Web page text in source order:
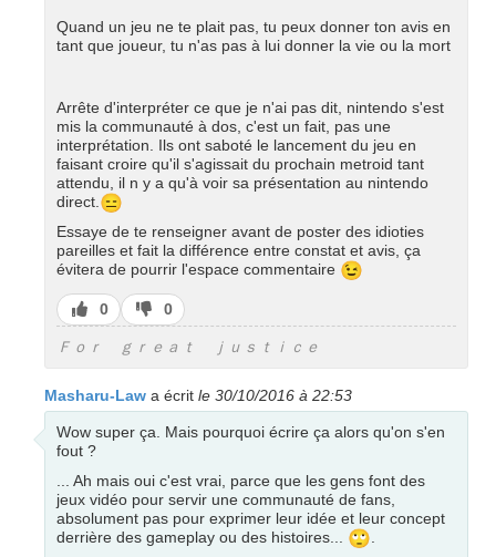
Quand un jeu ne te plait pas, tu peux donner ton avis en
tant que joueur, tu n'as pas à lui donner la vie ou la mort
Arrête d'interpréter ce que je n'ai pas dit, nintendo s'est
mis la communauté à dos, c'est un fait, pas une
interprétation. Ils ont saboté le lancement du jeu en
faisant croire qu'il s'agissait du prochain metroid tant
attendu, il n y a qu'à voir sa présentation au nintendo
direct.😑
Essaye de te renseigner avant de poster des idioties
pareilles et fait la différence entre constat et avis, ça
évitera de pourrir l'espace commentaire 😉
J’aime
0
J’aime
pas
0
Ｆｏｒ ｇｒｅａｔ ｊｕｓｔｉｃｅ
Masharu-Law a écrit le 30/10/2016 à 22:53
Wow super ça. Mais pourquoi écrire ça alors qu'on s'en
fout ?
... Ah mais oui c'est vrai, parce que les gens font des
jeux vidéo pour servir une communauté de fans,
absolument pas pour exprimer leur idée et leur concept
derrière des gameplay ou des histoires... 🙄.